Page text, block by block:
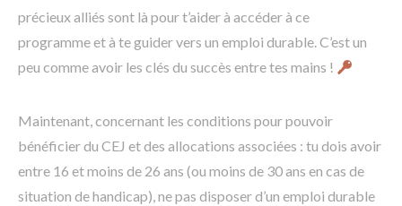
précieux alliés sont là pour t’aider à accéder à ce
programme et à te guider vers un emploi durable. C’est un
peu comme avoir les clés du succès entre tes mains !
Maintenant, concernant les conditions pour pouvoir
bénéficier du CEJ et des allocations associées : tu dois avoir
entre 16 et moins de 26 ans (ou moins de 30 ans en cas de
situation de handicap), ne pas disposer d’un emploi durable